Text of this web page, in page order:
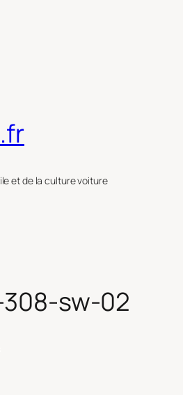
et de la culture voiture
sw-02